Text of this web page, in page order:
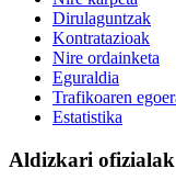
Dirulaguntzak
Kontratazioak
Nire ordainketa
Eguraldia
Trafikoaren
Estatistika
Aldizkari ofizialak